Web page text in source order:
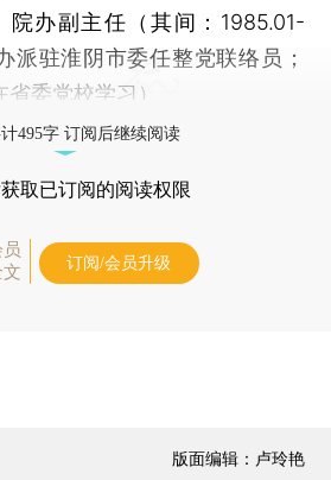
院办副主任（其间：1985.01-
派驻淮阴市委任整党联络员；
委党校学习）
495字 订阅后继续阅读
取已订阅的阅读权限
订阅/会员升级
版面编辑：卢玲艳